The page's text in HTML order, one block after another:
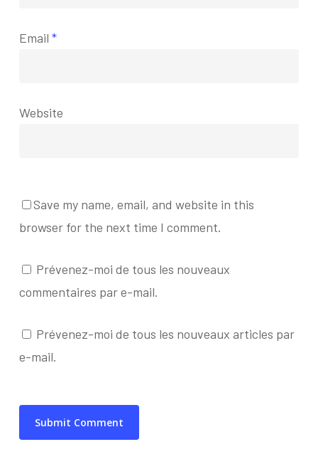
Email *
Website
Save my name, email, and website in this
browser for the next time I comment.
Prévenez-moi de tous les nouveaux
commentaires par e-mail.
Prévenez-moi de tous les nouveaux articles par
e-mail.